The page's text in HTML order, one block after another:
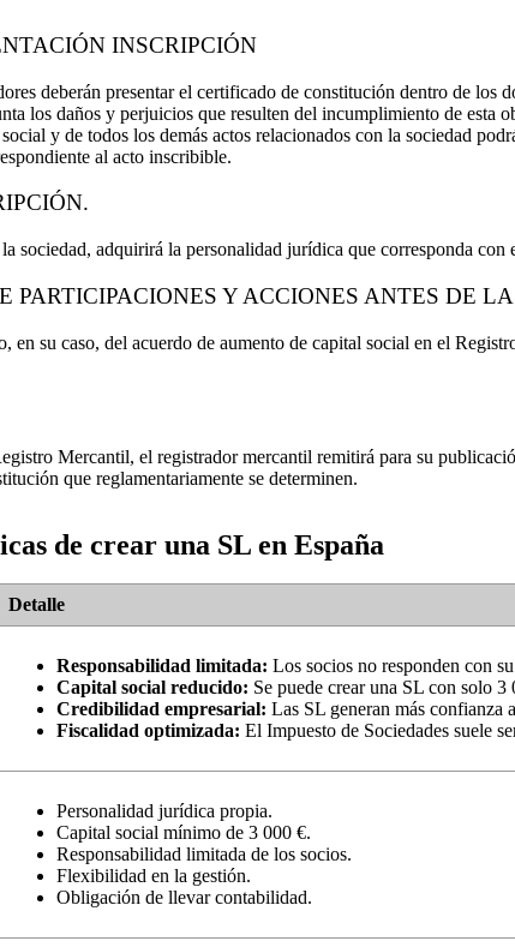
INSCRIPCIÓN
deberán presentar el certificado de constitución dentro de
los daños y perjuicios que resulten del incumplimiento de esta
y de todos los demás actos relacionados con la sociedad
al acto inscribible.
sociedad, adquirirá la personalidad jurídica que corresponda con
Y ACCIONES ANTES DE
en su caso, del acuerdo de aumento de capital social en el
Mercantil, el registrador mercantil remitirá para su
que reglamentariamente se determinen.
de crear una SL en España
Detalle
Responsabilidad limitada: Los socios no responden con
Capital social reducido: Se puede crear una SL con solo 3
Credibilidad empresarial: Las SL generan más confianza
Fiscalidad optimizada: El Impuesto de Sociedades suele
Personalidad jurídica propia.
Capital social mínimo de 3 000 €.
Responsabilidad limitada de los socios.
Flexibilidad en la gestión.
Obligación de llevar contabilidad.